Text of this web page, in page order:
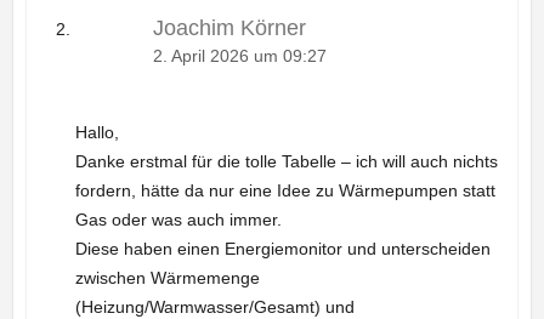
Joachim Körner
2. April 2026 um 09:27
Hallo,
Danke erstmal für die tolle Tabelle – ich will auch nichts
fordern, hätte da nur eine Idee zu Wärmepumpen statt
Gas oder was auch immer.
Diese haben einen Energiemonitor und unterscheiden
zwischen Wärmemenge
(Heizung/Warmwasser/Gesamt) und